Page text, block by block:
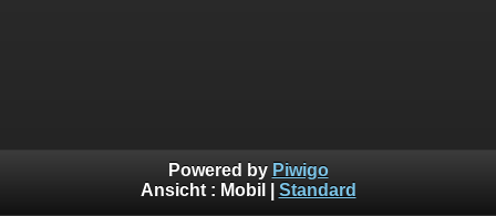
Powered by Piwigo
Ansicht : Mobil Standard